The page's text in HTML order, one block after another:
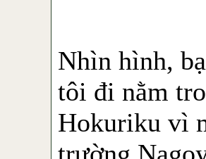
Nhìn hình,
tôi đi nằm
Hokuriku vì